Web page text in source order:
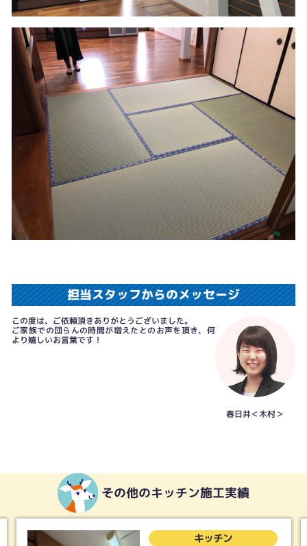
担当スタッフからのメッセージ
この度は、ご依頼頂きありがとうございました。
ご家族での団らんの時間が増えたとのお声を頂き、何
より嬉しいお言葉です！
春日井＜木村＞
その他のキッチン施工実績
キッチン